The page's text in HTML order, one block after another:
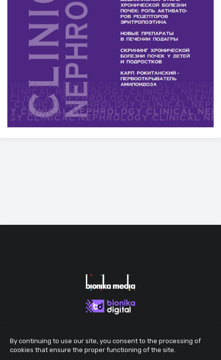
By continuing to use our site, you consent to the processing of
cookies that ensure the proper functioning of the site.